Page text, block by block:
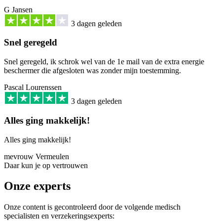
G Jansen
3 dagen geleden
Snel geregeld
Snel geregeld, ik schrok wel van de 1e mail van de extra energie
beschermer die afgesloten was zonder mijn toestemming.
Pascal Lourenssen
3 dagen geleden
Alles ging makkelijk!
Alles ging makkelijk!
mevrouw Vermeulen
Daar kun je op vertrouwen
Onze experts
Onze content is gecontroleerd door de volgende medisch
specialisten en verzekeringsexperts: